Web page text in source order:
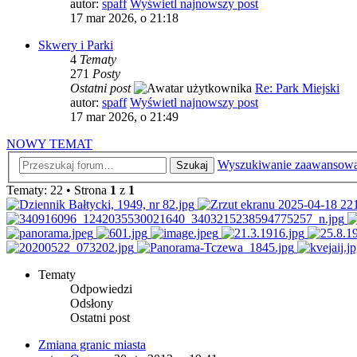
autor: spaff Wyświetl najnowszy post
17 mar 2026, o 21:18
Skwery i Parki
4 Tematy
271 Posty
Ostatni post
Re: Park Miejski
autor: spaff Wyświetl najnowszy post
17 mar 2026, o 21:49
NOWY TEMAT
Szukaj
Wyszukiwanie
Tematy: 22 • Strona 1 z 1
Tematy
Odpowiedzi
Odsłony
Ostatni post
Zmiana granic miasta